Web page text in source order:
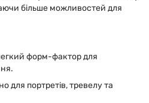
більше можливостей для
форм-фактор для
для портретів, тревелу та